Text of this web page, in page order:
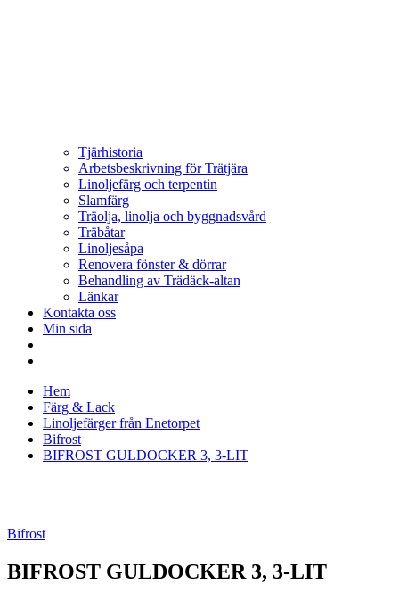
Tjärhistoria
Arbetsbeskrivning för Trätjära
Linoljefärg och terpentin
Slamfärg
Träolja, linolja och byggnadsvård
Träbåtar
Linoljesåpa
Renovera fönster & dörrar
Behandling av Trädäck-altan
Länkar
Kontakta oss
Min sida
Hem
Färg & Lack
Linoljefärger från Enetorpet
Bifrost
BIFROST GULDOCKER 3, 3-LIT
Bifrost
BIFROST GULDOCKER 3, 3-LIT